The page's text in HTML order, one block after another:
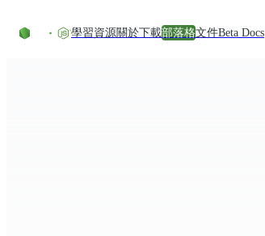
學習資源關於下載部落格文件Beta Docs